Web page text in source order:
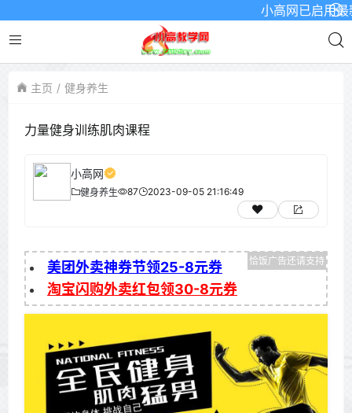
小高网已启用最
主页 健身养生
力量健身训练肌肉课程
小高网
健身养生 87 2023-09-05 21:16:49
美团外卖神券节领25-8元券
淘宝闪购外卖红包领30-8元券